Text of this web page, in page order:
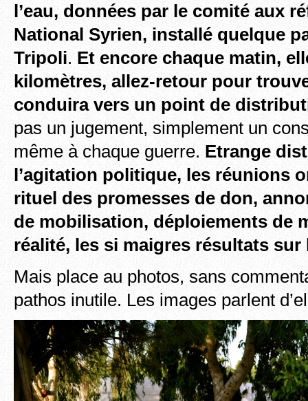
l’eau, données par le comité aux
National Syrien, installé quelque
Tripoli. Et encore chaque matin,
kilomètres, allez-retour pour
conduira vers un point de
pas un jugement, simplement un
même à chaque guerre. Etrange
l’agitation politique, les réunions
rituel des promesses de don,
de mobilisation, déploiements de
réalité, les si maigres résultats sur
Mais place au photos, sans
pathos inutile. Les images parlent